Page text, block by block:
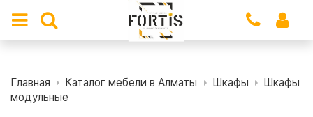
Главная Каталог мебели в Алматы Шкафы
Шкафы
модульные